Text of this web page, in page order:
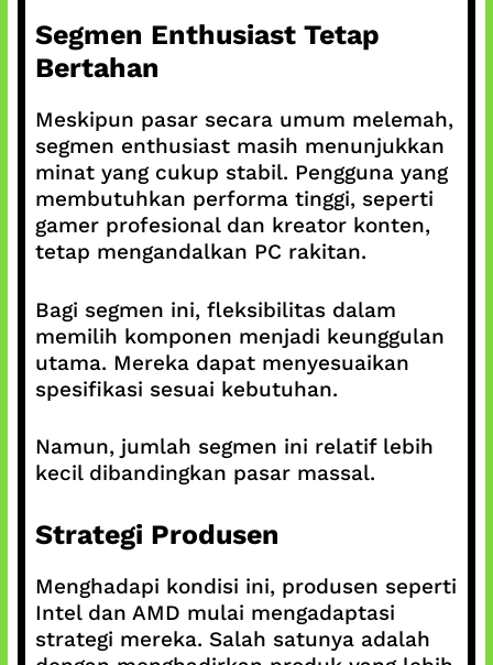
Segmen Enthusiast Tetap
Bertahan
Meskipun pasar secara umum melemah,
segmen enthusiast masih menunjukkan
minat yang cukup stabil. Pengguna yang
membutuhkan performa tinggi, seperti
gamer profesional dan kreator konten,
tetap mengandalkan PC rakitan.
Bagi segmen ini, fleksibilitas dalam
memilih komponen menjadi keunggulan
utama. Mereka dapat menyesuaikan
spesifikasi sesuai kebutuhan.
Namun, jumlah segmen ini relatif lebih
kecil dibandingkan pasar massal.
Strategi Produsen
Menghadapi kondisi ini, produsen seperti
Intel dan AMD mulai mengadaptasi
strategi mereka. Salah satunya adalah